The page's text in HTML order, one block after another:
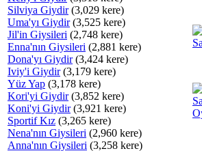
Silviya Giydir(3,029 kere)
Uma'yı Giydir(3,525 kere)
Jil'in Giysileri (2,748 kere)
Enna'nın Giysileri (2,881 kere)
Dona'yı Giydir(3,424 kere)
Iviy'i Giydir(3,179 kere)
Yüz Yap (3,178 kere)
Kori'yi Giydir(3,852 kere)
Koni'yi Giydir(3,921 kere)
Sportif Kız (3,265 kere)
Nena'nın Giysileri (2,960 kere)
Anna'nın Giysileri (3,258 kere)